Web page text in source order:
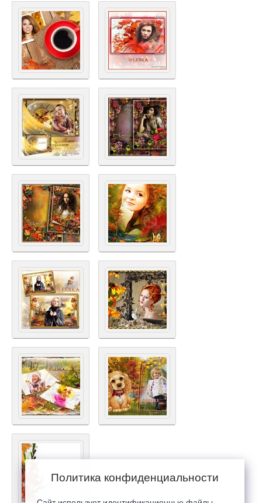
Политика конфиденциальности